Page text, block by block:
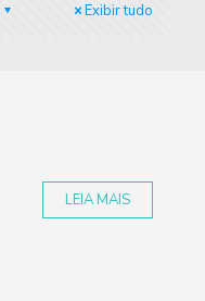
Exibir tudo
LEIA MAIS